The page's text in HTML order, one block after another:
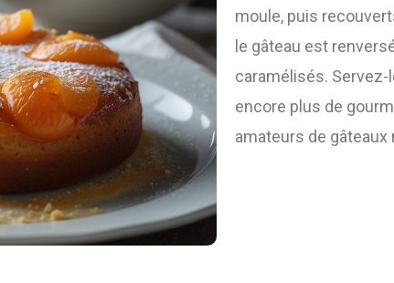
moule, puis
le gâteau est
caramélisés.
encore plus de
amateurs de